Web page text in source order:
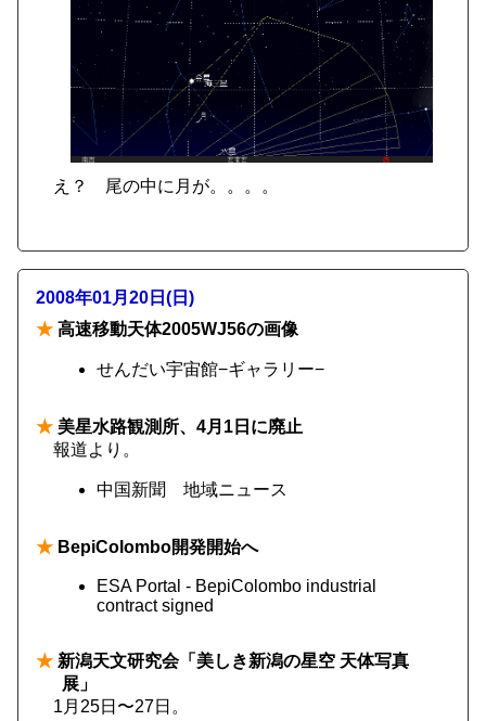
え？ 尾の中に月が。。。。
2008年01月20日(日)
★ 高速移動天体2005WJ56の画像
せんだい宇宙館−ギャラリー−
★ 美星水路観測所、4月1日に廃止
報道より。
中国新聞 地域ニュース
★ BepiColombo開発開始へ
ESA Portal - BepiColombo industrial
contract signed
★ 新潟天文研究会「美しき新潟の星空 天体写真
展」
1月25日〜27日。